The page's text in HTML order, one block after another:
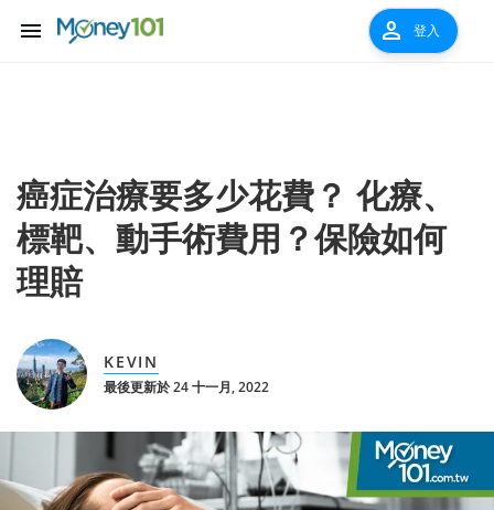
menu person 登入
癌症治療要多少花費？ 化療、
標靶、動手術費用？保險如何
理賠
KEVIN
最後更新於 24 十一月, 2022